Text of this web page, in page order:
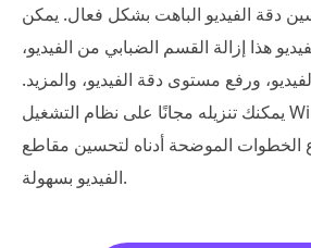
دقة الفيديو الباهت بشكل فعال. يمكن
هذا إزالة القسم الضبابي من الفيديو،
ورفع مستوى دقة الفيديو، والمزيد.
يمكنك تنزيله مجانًا على نظام التشغيل Windows أو Mac
الخطوات الموضحة أدناه لتحسين مقاطع
الفيديو بسهولة.